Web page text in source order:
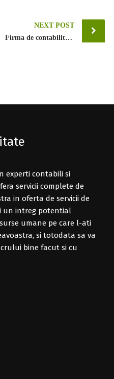
NEXT POST
Firma de contabilitate Bucuresti sector 1
experti contabili si
servicii complete de
in oferta de servicii de
un intreg potential
umane pe care l-ati
si totodata sa va
bine facut si cu